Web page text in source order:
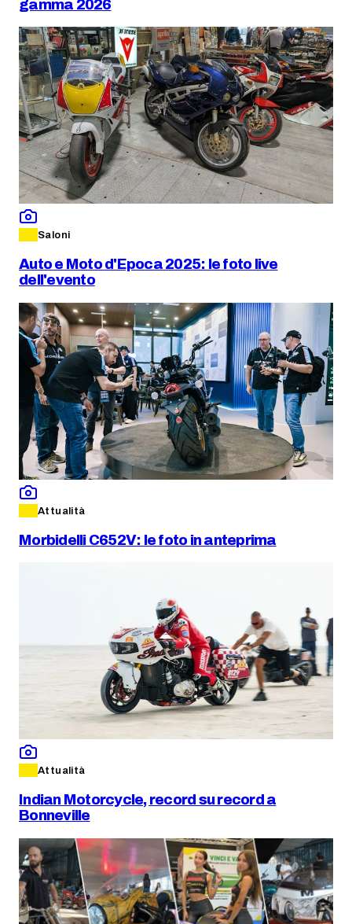
gamma 2026
Saloni
Auto e Moto d'Epoca 2025: le foto live
dell'evento
Attualità
Morbidelli C652V: le foto in anteprima
Attualità
Indian Motorcycle, record su record a
Bonneville